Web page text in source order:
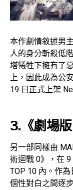
本作劇情敘述男
人的身分斬殺低
塔犧牲下擁有了
上，因此成為公
19 日正式上架
3.《劇場
另一部同樣由
術迴戰 0》，在
TOP 10 內。作
個性對白之間逐